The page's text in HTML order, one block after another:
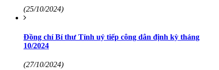
(25/10/2024)
Đồng chí Bí thư Tỉnh uỷ tiếp công dân định kỳ tháng
10/2024
(27/10/2024)